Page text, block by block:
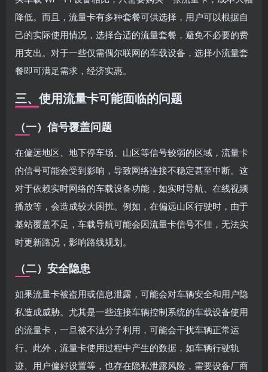
降低。而且，流量卡有多种套餐可供选择，用户可以根据自
己的实际使用情况，选择合适的流量套餐，避免不必要的费
用支出。对于一些仅需偶尔联网的车载设备，选择小流量套
餐即可满足需求，经济实惠。
三、使用流量卡可能面临的问题
（一）信号覆盖问题
在偏远地区、地下停车场、山区等信号较弱的区域，流量卡
的信号可能会受到影响，导致网络连接不稳定甚至中断。这
对于依赖实时网络的车载设备功能，如实时导航、在线视频
播放等，会造成较大困扰。例如，在偏远山区行驶时，由于
基站覆盖不足，车载导航可能会因流量卡信号不佳，无法实
时更新路况，影响路线规划。
（二）安全隐患
如果流量卡被盗用或信息泄露，可能会对车辆安全和用户隐
私造成威胁。尤其是一些连接车辆控制系统的车载设备使用
的流量卡，一旦被不法分子利用，可能会干扰车辆正常运
行。此外，流量卡使用过程中产生的数据，如车辆行驶轨
迹、用户偏好设置等，也存在隐私泄露风险，需要设备厂商